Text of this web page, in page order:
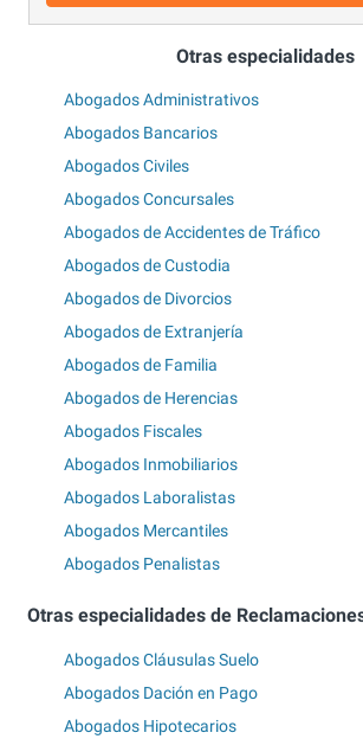
Otras especialidades
Abogados Administrativos
Abogados Bancarios
Abogados Civiles
Abogados Concursales
Abogados de Accidentes de Tráfico
Abogados de Custodia
Abogados de Divorcios
Abogados de Extranjería
Abogados de Familia
Abogados de Herencias
Abogados Fiscales
Abogados Inmobiliarios
Abogados Laboralistas
Abogados Mercantiles
Abogados Penalistas
Otras especialidades de
Abogados Cláusulas Suelo
Abogados Dación en Pago
Abogados Hipotecarios